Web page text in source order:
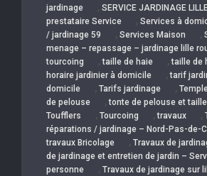
jardinage
, SERVICE JARDINAGE
prestataire Service
, Services à
/ jardinage 59
, Services Maison ,
menage – repassage – jardinage lille
tourcoing
,taille de haie ,taille de
horaire jardinier à domicile
,tarif
domicile
, Tarifs jardinage ,
de pelouse
,tonte de pelouse et
Toufflers , Tourcoing ,travaux ,
réparations / jardinage – Nord-Pas-de-
travaux Bricolage , Travaux de
de jardinage et entretien de jardin –
personne
, Travaux de jardinage sur